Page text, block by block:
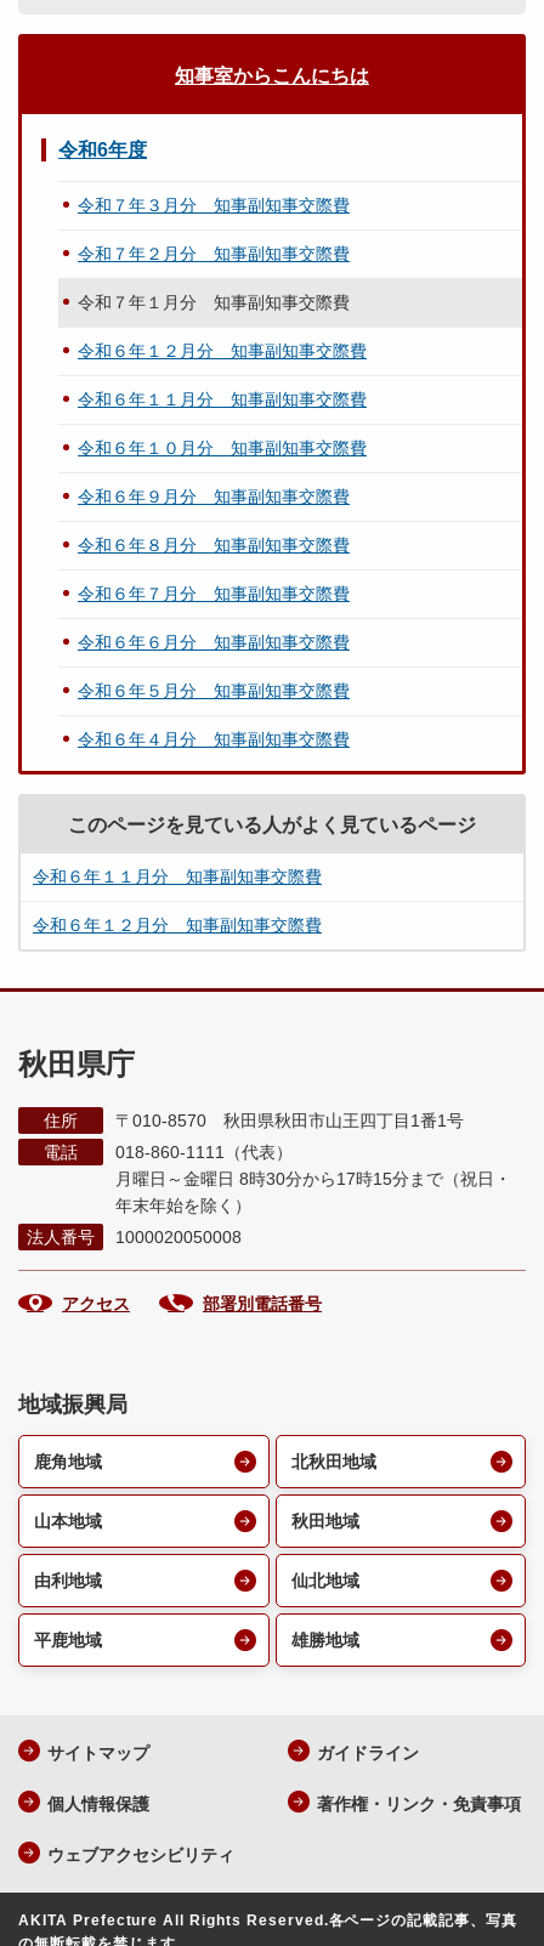
知事室からこんにちは
令和6年度
令和７年３月分 知事副知事交際費
令和７年２月分 知事副知事交際費
令和７年１月分 知事副知事交際費
令和６年１２月分 知事副知事交際費
令和６年１１月分 知事副知事交際費
令和６年１０月分 知事副知事交際費
令和６年９月分 知事副知事交際費
令和６年８月分 知事副知事交際費
令和６年７月分 知事副知事交際費
令和６年６月分 知事副知事交際費
令和６年５月分 知事副知事交際費
令和６年４月分 知事副知事交際費
このページを見ている人がよく見ているページ
令和６年１１月分 知事副知事交際費
令和６年１２月分 知事副知事交際費
秋田県庁
住所
〒010-8570 秋田県秋田市山王四丁目1番1号
電話
018-860-1111（代表）
月曜日～金曜日 8時30分から17時15分まで （祝日・
年末年始を除く）
法人番号
1000020050008
アクセス 部署別電話番号
地域振興局
鹿角地域 北秋田地域
山本地域 秋田地域
由利地域 仙北地域
平鹿地域 雄勝地域
サイトマップ ガイドライン
個人情報保護 著作権・リンク・免責事項
ウェブアクセシビリティ
AKITA Prefecture All Rights Reserved.各ページの記載記事、写真